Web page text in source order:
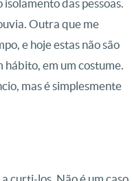
das pessoas.
Outra que me
e hoje estas não são
hábito, em um costume.
mas é simplesmente